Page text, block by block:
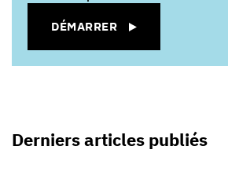
DÉMARRER
Derniers articles publiés